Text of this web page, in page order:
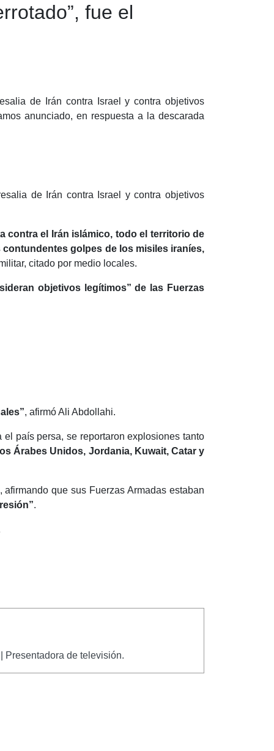
fue el
de Irán contra Israel y contra objetivos
anunciado, en respuesta a la descarada
de Irán contra Israel y contra objetivos
contra el Irán islámico, todo el territorio de
golpes de los misiles iraníes,
citado por medio locales.
objetivos legítimos” de las Fuerzas
, afirmó Ali Abdollahi.
país persa, se reportaron explosiones tanto
Árabes Unidos, Jordania, Kuwait, Catar y
, afirmando que sus Fuerzas Armadas estaban
.
Presentadora de televisión.